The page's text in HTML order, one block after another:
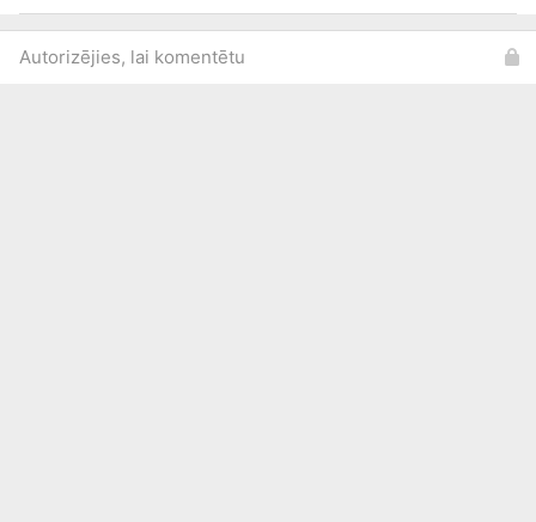
Autorizējies, lai komentētu